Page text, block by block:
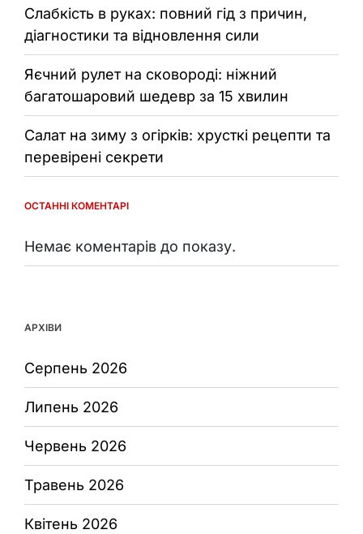
Слабкість в руках: повний гід з причин,
діагностики та відновлення сили
Яєчний рулет на сковороді: ніжний
багатошаровий шедевр за 15 хвилин
Салат на зиму з огірків: хрусткі рецепти та
перевірені секрети
ОСТАННІ КОМЕНТАРІ
Немає коментарів до показу.
АРХІВИ
Серпень 2026
Липень 2026
Червень 2026
Травень 2026
Квітень 2026